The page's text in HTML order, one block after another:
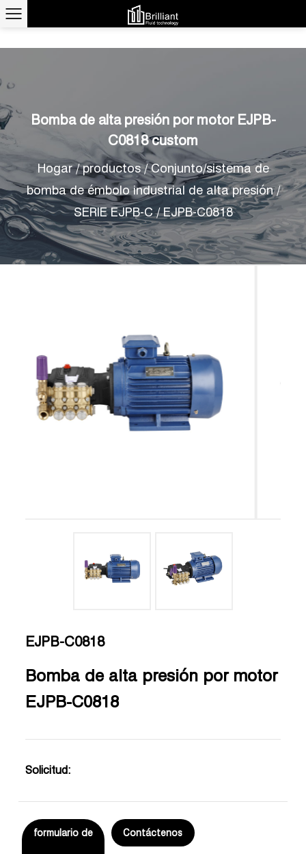
Bomba de alta presión por motor EJPB-
C0818 custom
Hogar/productos/Conjunto/sistema de
bomba de émbolo industrial de alta presión/
SERIE EJPB-C/EJPB-C0818
EJPB-C0818
Bomba de alta presión por motor
EJPB-C0818
Solicitud:
formulario de Contáctenos